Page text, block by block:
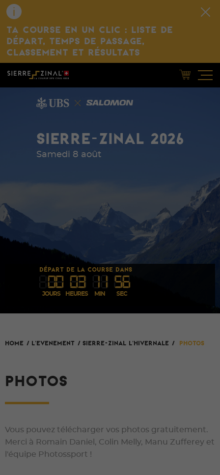
TA COURSE EN UN CLIC : LISTE DE
DÉPART, TEMPS DE PASSAGE,
CLASSEMENT ET RÉSULTATS
SIERRE-ZINAL 2026
Samedi 8 août
DÉPART DE LA COURSE DANS
00 03 1 1 55
JOURS HEURES MIN SEC
HOME / L'evenement / SIERRE-ZINAL L'HIVERNALE / Photos
PHOTOS
Vous pouvez télécharger vos photos gratuitement.
Merci à Romain Daniel, Colin Melly, Manu Zufferey et
l'équipe Photossport !